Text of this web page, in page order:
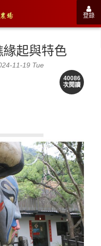
登錄
緣起與特色
11-19 Tue
40086
次閱讀